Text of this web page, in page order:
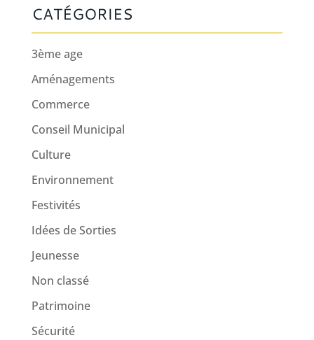
CATÉGORIES
3ème age
Aménagements
Commerce
Conseil Municipal
Culture
Environnement
Festivités
Idées de Sorties
Jeunesse
Non classé
Patrimoine
Sécurité